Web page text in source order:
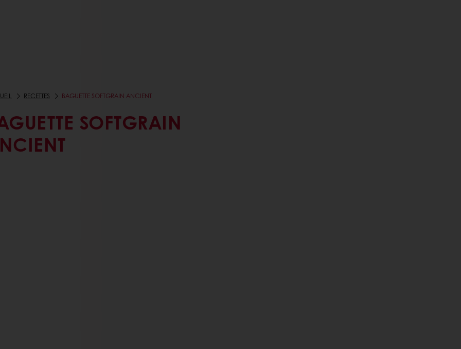
RECETTES BAGUETTE SOFTGRAIN ANCIENT
SOFTGRAIN